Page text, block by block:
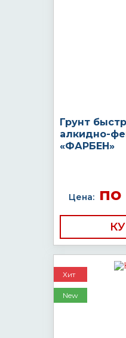
Грунт
алкидно-
«ФАРБЕН»
Цена:по
Хит
New